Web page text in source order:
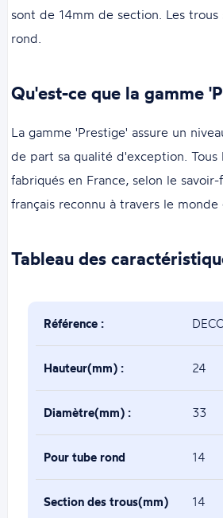
sont de 14mm de section. Les
rond.
Qu'est-ce que la gamme
La gamme 'Prestige' assure un
de part sa qualité d'exception.
fabriqués en France, selon le
français reconnu à travers le monde
Tableau des
Référence :
Hauteur(mm) : 24
Diamètre(mm) : 33
Pour tube rond
de(mm) :
14
Section des trous(mm) 14